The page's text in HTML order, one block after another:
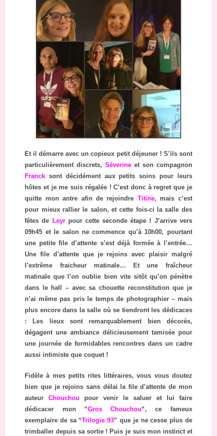
Et il démarre avec un copieux petit déjeuner ! S’ils sont
particulièrement discrets,Séverine et son compagnon
Franck sont décidément aux petits soins pour leurs
hôtes et je me suis régalée ! C’est donc à regret que je
quitte mon antre afin de rejoindre Titine, mais c’est
pour mieux rallier le salon, et cette fois-ci la salle des
fêtes de Leyrpour cette seconde étape ! J’arrive vers
09h45 et le salon ne commence qu’à 10h00, pourtant
une petite file d’attente s’est déjà formée à l’entrée…
Une file d’attente que je rejoins avec plaisir malgré
l’extrême fraicheur matinale… Et une fraîcheur
matinale que l’on oublie bien vite sitôt qu’on pénètre
dans le hall – avec sa chouette reconstitution que je
n’ai même pas pris le temps de photographier – mais
plus encore dans la salle où se tiendront les dédicaces
: Les lieux sont remarquablement bien décorés,
dégagent une ambiance délicieusement tamisée pour
une journée de formidables rencontres dans un cadre
aussi intimiste que coquet !
Fidèle à mes petits rites littéraires, vous vous doutez
bien que je rejoins sans délai la file d’attente de mon
auteurChouchou pour venir le saluer et lui faire
dédicacer mon “Gros Chouchou“, ce fameux
exemplaire de sa “Trilogie 93” que je ne cesse plus de
trimballer depuis sa sortie ! Puis je suis mon instinct et